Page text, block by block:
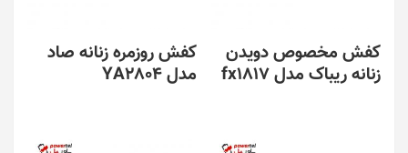
کفش مخصوص دویدن
زنانه ریباک مدل fx1817
کفش روزمره زنانه صاد
مدل YA2804